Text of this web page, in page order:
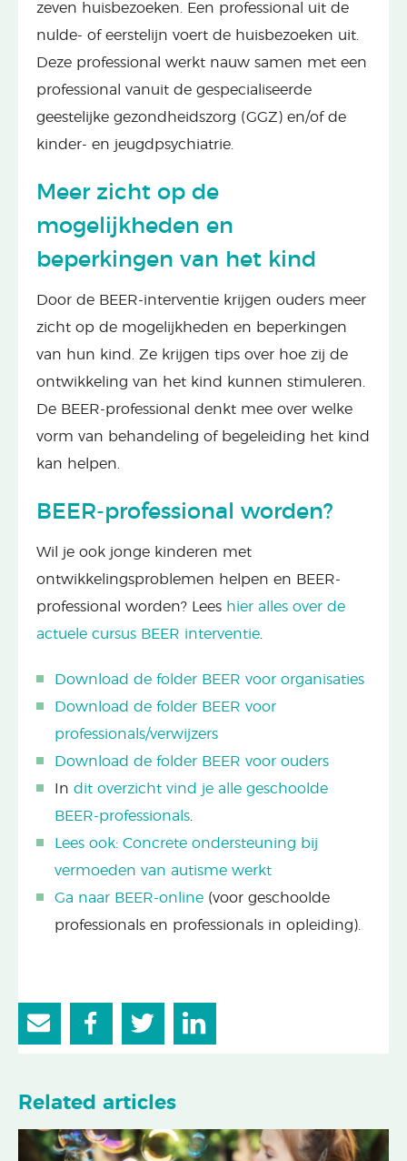
zeven huisbezoeken. Een professional uit de
nulde- of eerstelijn voert de huisbezoeken uit.
Deze professional werkt nauw samen met een
professional vanuit de gespecialiseerde
geestelijke gezondheidszorg (GGZ) en/of de
kinder- en jeugdpsychiatrie.
Meer zicht op de
mogelijkheden en
beperkingen van het kind
Door de BEER-interventie krijgen ouders meer
zicht op de mogelijkheden en beperkingen
van hun kind. Ze krijgen tips over hoe zij de
ontwikkeling van het kind kunnen stimuleren.
De BEER-professional denkt mee over welke
vorm van behandeling of begeleiding het kind
kan helpen.
BEER-professional worden?
Wil je ook jonge kinderen met
ontwikkelingsproblemen helpen en BEER-
professional worden? Lees hier alles over de
actuele cursus BEER interventie
Download de folder BEER voor organisaties
Download de folder BEER voor
professionals/verwijzers
Download de folder BEER voor ouders
In dit overzicht vind je alle geschoolde
BEER-professionals
Lees ook: Concrete ondersteuning bij
vermoeden van autisme werkt
Ga naar BEER-online (voor geschoolde
professionals en professionals in opleiding).
Related articles